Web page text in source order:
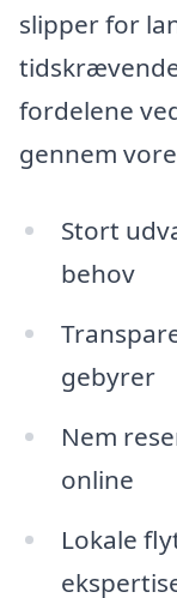
slipper for
fordelene
gennem
Stort
behov
gebyrer
Nem
online
Lokale